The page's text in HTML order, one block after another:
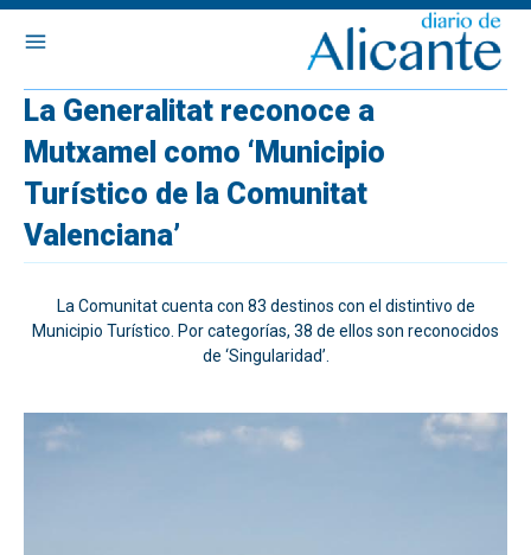
La Generalitat reconoce a
Mutxamel como ‘Municipio
Turístico de la Comunitat
Valenciana’
La Comunitat cuenta con 83 destinos con el distintivo de
Municipio Turístico. Por categorías, 38 de ellos son reconocidos
de ‘Singularidad’.